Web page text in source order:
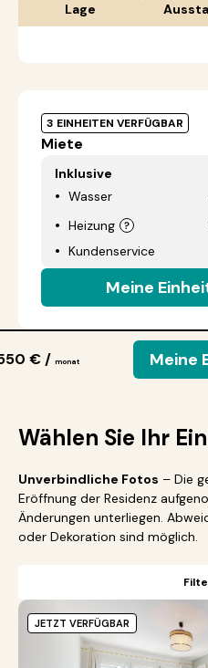
Lage
3 EINHEITEN VERFÜGBAR
Miete
Inklusive
Wasser
Heizung
Kundenservice
Meine
€ / monat Meine
Wählen Sie Ihr
Unverbindliche Fotos – Die
Eröffnung der Residenz
Änderungen unterliegen.
oder Dekoration sind möglich.
JETZT VERFÜGBAR